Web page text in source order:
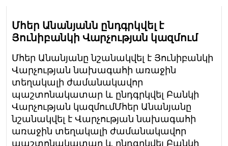
Մհեր Անանյանն ընդգրկվել է
Յունիբանկի Վարչության կազմում
Մհեր Անանյանը նշանակվել է Յունիբանկի
Վարչության նախագահի առաջին
տեղակալի ժամանակավոր
պաշտոնակատար և ընդգրկվել Բանկի
Վարչության կազմումՄհեր Անանյանը
նշանակվել է Վարչության նախագահի
առաջին տեղակալի ժամանակավոր
պաշտոնակատար և ընդգրկվել Բանկի